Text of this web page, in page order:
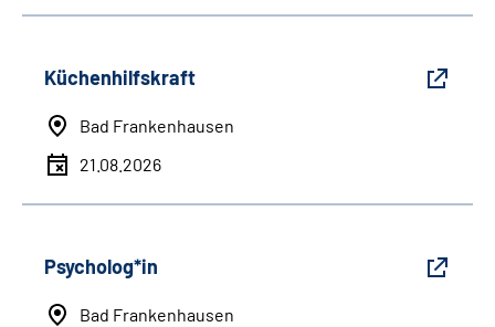
Küchenhilfskraft
Bad Frankenhausen
21.08.2026
Psycholog*in
Bad Frankenhausen